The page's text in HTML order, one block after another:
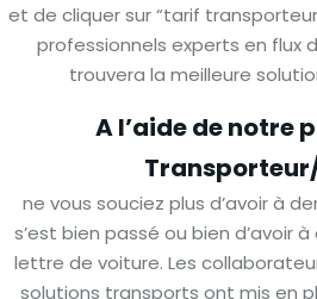
et de cliquer sur “tarif
professionnels experts en flux
trouvera la meilleure
A l’aide de notre
ne vous souciez plus d’avoir à
s’est bien passé ou bien d’avoir
lettre de voiture. Les
solutions transports ont mis en